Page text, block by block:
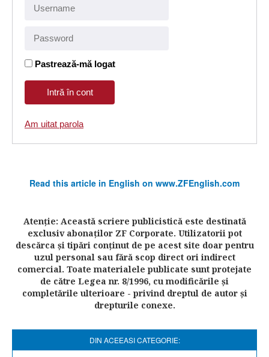
Pastrează-mă logat
Am uitat parola
Read this article in English on www.ZFEnglish.com
Atenţie: Această scriere publicistică este destinată
exclusiv abonaţilor ZF Corporate. Utilizatorii pot
descărca şi tipări conţinut de pe acest site doar pentru
uzul personal sau fără scop direct ori indirect
comercial. Toate materialele publicate sunt protejate
de către Legea nr. 8/1996, cu modificările şi
completările ulterioare - privind dreptul de autor şi
drepturile conexe.
DIN ACEEASI CATEGORIE: